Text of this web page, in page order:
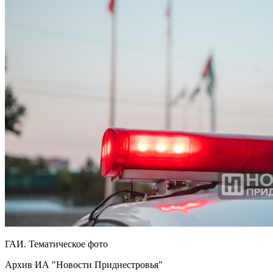
ГАИ. Тематическое фото
Архив ИА "Новости Приднестровья"